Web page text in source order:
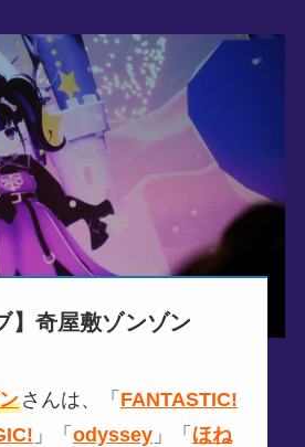
】奇屋敷ゾンゾン
さんは、「 FANTASTIC!
」「 odyssey」「 ほね